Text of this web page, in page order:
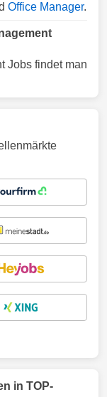
Office Manager.
Jobs findet man
in TOP-